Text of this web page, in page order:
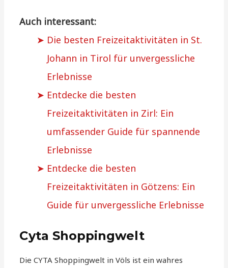
Auch interessant:
Die besten Freizeitaktivitäten in St.
Johann in Tirol für unvergessliche
Erlebnisse
Entdecke die besten
Freizeitaktivitäten in Zirl: Ein
umfassender Guide für spannende
Erlebnisse
Entdecke die besten
Freizeitaktivitäten in Götzens: Ein
Guide für unvergessliche Erlebnisse
Cyta Shoppingwelt
Die CYTA Shoppingwelt in Völs ist ein wahres